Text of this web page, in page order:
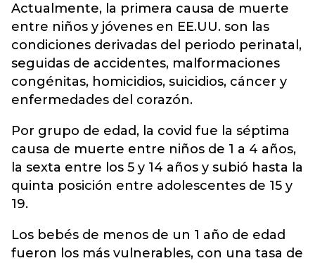
Actualmente, la primera causa de muerte
entre niños y jóvenes en EE.UU. son las
condiciones derivadas del periodo perinatal,
seguidas de accidentes, malformaciones
congénitas, homicidios, suicidios, cáncer y
enfermedades del corazón.
Por grupo de edad, la covid fue la séptima
causa de muerte entre niños de 1 a 4 años,
la sexta entre los 5 y 14 años y subió hasta la
quinta posición entre adolescentes de 15 y
19.
Los bebés de menos de un 1 año de edad
fueron los más vulnerables, con una tasa de